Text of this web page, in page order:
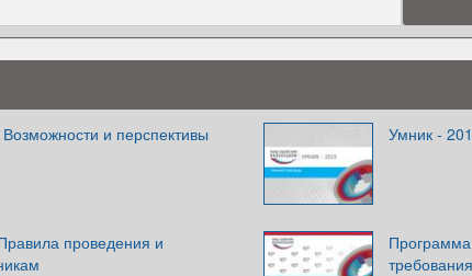
и перспективы Умник -
проведения и